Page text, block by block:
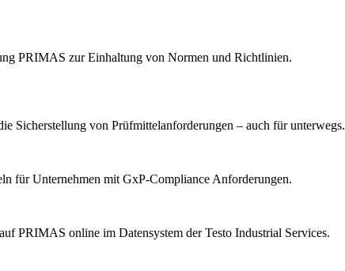
PRIMAS zur Einhaltung von Normen und Richtlinien.
Sicherstellung von Prüfmittelanforderungen – auch für unterwegs.
für Unternehmen mit GxP-Compliance Anforderungen.
PRIMAS online im Datensystem der Testo Industrial Services.